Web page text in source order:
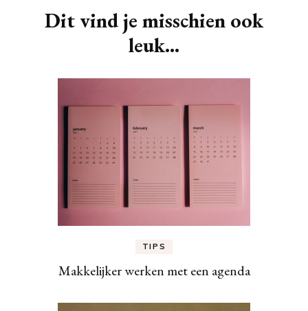
Dit vind je misschien ook
leuk...
TIPS
Makkelijker werken met een agenda